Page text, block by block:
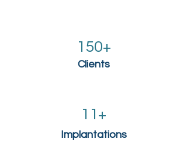
150+
Clients
11+
Implantations